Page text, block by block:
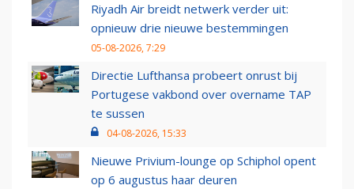
Riyadh Air breidt netwerk verder uit:
opnieuw drie nieuwe bestemmingen
05-08-2026, 7:29
Directie Lufthansa probeert onrust bij
Portugese vakbond over overname TAP
te sussen
04-08-2026, 15:33
Nieuwe Privium-lounge op Schiphol opent
op 6 augustus haar deuren